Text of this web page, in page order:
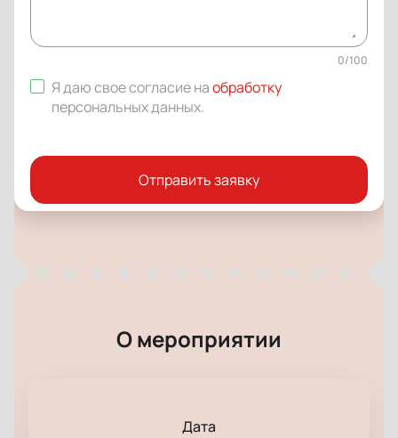
0/100
Я даю свое согласие наобработку
персональных данных.
Отправить заявку
О мероприятии
Дата